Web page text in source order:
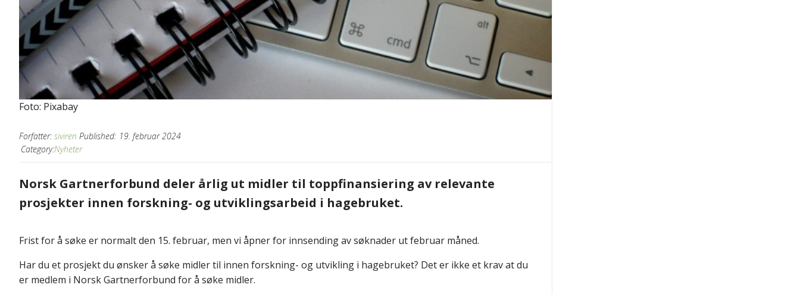
Foto: Pixabay
Forfatter: siviren Published: 19. februar 2024
Category:Nyheter
Norsk Gartnerforbund deler årlig ut midler til toppfinansiering av relevante
prosjekter innen forskning- og utviklingsarbeid i hagebruket.
Frist for å søke er normalt den 15. februar, men vi åpner for innsending av søknader ut februar måned.
Har du et prosjekt du ønsker å søke midler til innen forskning- og utvikling i hagebruket? Det er ikke et krav at du
er medlem i Norsk Gartnerforbund for å søke midler.